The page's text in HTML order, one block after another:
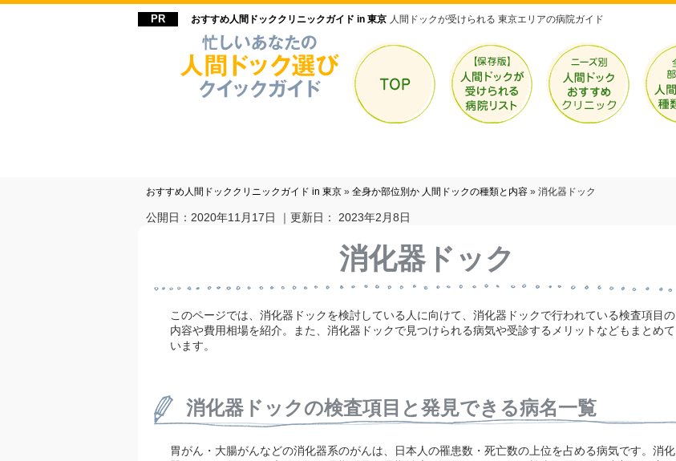
おすすめ人間ドッククリニックガイド in 東京 人間ドックが受けられる 東京エリアの病院ガイド
おすすめ人間ドッククリニックガイド in 東京 » 全身か部位別か 人間ドックの種類と内容 » 消化器ドック
公開日： 2020年11月17日 ｜更新日： 2023年2月8日
消化器ドック
このページでは、消化器ドックを検討している人に向けて、消化器ドックで行われている検査項目の
内容や費用相場を紹介。また、消化器ドックで見つけられる病気や受診するメリットなどもまとめて
います。
消化器ドックの検査項目と発見できる病名一覧
胃がん・大腸がんなどの消化器系のがんは、日本人の罹患数・死亡数の上位を占める病気です。消化